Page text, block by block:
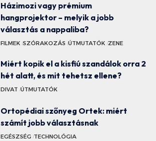
Házimozi vagy prémium
hangprojektor – melyik a jobb
választás a nappaliba?
FILMEK SZÓRAKOZÁS ÚTMUTATÓK ZENE
Miért kopik el a kisfiú szandálok orra 2
hét alatt, és mit tehetsz ellene?
DIVAT ÚTMUTATÓK
Ortopédiai szőnyeg Ortek: miért
számít jobb választásnak
EGÉSZSÉG TECHNOLÓGIA